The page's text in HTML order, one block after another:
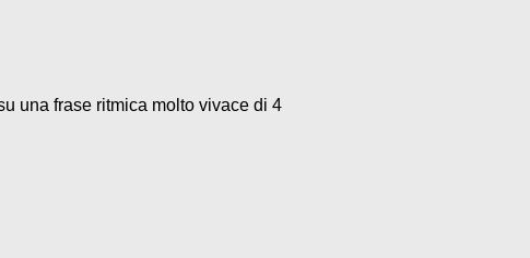
una frase ritmica molto vivace di 4